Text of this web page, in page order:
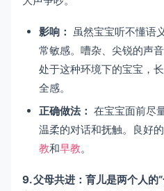
影响： 虽然宝宝听不懂语
常敏感。嘈杂、尖锐的声
处于这种环境下的宝宝，
全感。
正确做法： 在宝宝面前尽
温柔的对话和抚触。良好
教和早教。
9. 父母共进：育儿是两个人的